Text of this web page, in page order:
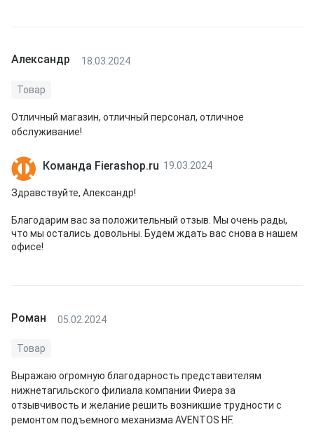
Александр 18.03.2024
Товар
Отличный магазин, отличный персонал, отличное
обслуживание!
Команда Fierashop.ru 19.03.2024
Здравствуйте, Александр!
Благодарим вас за положительный отзыв. Мы очень рады,
что мы остались довольны. Будем ждать вас снова в нашем
офисе!
Роман 05.02.2024
Товар
Выражаю огромную благодарность представителям
нижнетагильского филиала компании Фиера за
отзывчивость и желание решить возникшие трудности с
ремонтом подъемного механизма AVENTOS HF.